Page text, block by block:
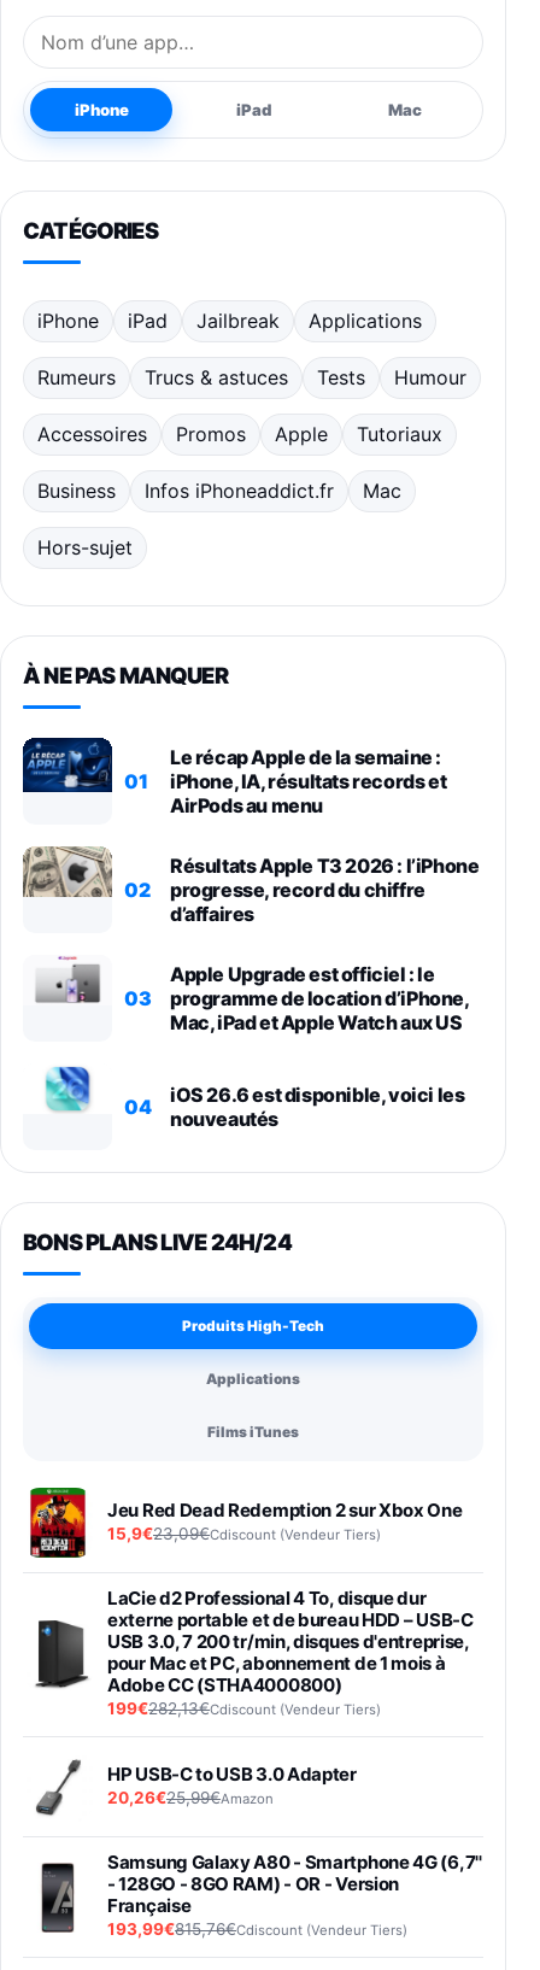
Nom de l’application
iPhone iPad Mac
CATÉGORIES
iPhone iPad Jailbreak Applications
Rumeurs Trucs & astuces Tests Humour
Accessoires Promos Apple Tutoriaux
Business Infos iPhoneaddict.fr Mac
Hors-sujet
À NE PAS MANQUER
01
Le récap Apple de la semaine :
iPhone, IA, résultats records et
AirPods au menu
02
Résultats Apple T3 2026 : l’iPhone
progresse, record du chiffre
d’affaires
03
Apple Upgrade est officiel : le
programme de location d’iPhone,
Mac, iPad et Apple Watch aux US
04
iOS 26.6 est disponible, voici les
nouveautés
BONS PLANS LIVE 24H/24
Produits High-Tech
Applications
Films iTunes
Jeu Red Dead Redemption 2 sur Xbox One
15,9€23,09€Cdiscount (Vendeur Tiers)
LaCie d2 Professional 4 To, disque dur
externe portable et de bureau HDD – USB-C
USB 3.0, 7 200 tr/min, disques d'entreprise,
pour Mac et PC, abonnement de 1 mois à
Adobe CC (STHA4000800)
199€282,13€Cdiscount (Vendeur Tiers)
HP USB-C to USB 3.0 Adapter
20,26€25,99€Amazon
Samsung Galaxy A80 - Smartphone 4G (6,7''
- 128GO - 8GO RAM) - OR - Version
Française
193,99€815,76€Cdiscount (Vendeur Tiers)